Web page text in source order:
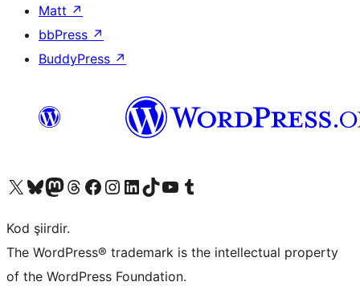
Matt ↗
bbPress ↗
BuddyPress ↗
X (eski Twitter) hesabımıza bakın
Bluesky hesabımızı ziyaret edinMastodon hesabımızı ziyaret edinThreads hesabımızı ziyaret edinFacebook sayfamızı ziyaret edinInstagram hesabımızı ziyaret edinLinkedIn hesabımızı ziyaret edinTikTok hesabımızı ziyaret edinYouTube kanalımızı ziyaret edinTumblr hesabımızı ziyaret edin
Kod şiirdir.
The WordPress® trademark is the intellectual property
of the WordPress Foundation.